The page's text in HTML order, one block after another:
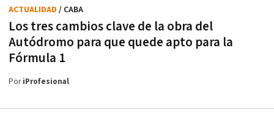
Los tres cambios clave de la obra del
Autódromo para que quede apto para la
Fórmula 1
ACTUALIDAD / CABA
PoriProfesional